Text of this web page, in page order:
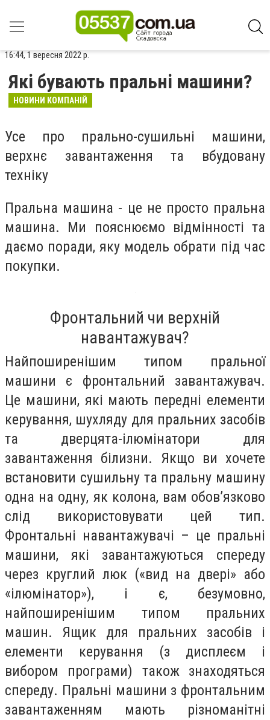
16:44, 1 вересня 2022 р.
Які бувають пральні машини?
НОВИНИ КОМПАНІЙ
Усе про прально-сушильні машини,
верхнє завантаження та вбудовану
техніку
Пральна машина - це не просто пральна
машина. Ми пояснюємо відмінності та
даємо поради, яку модель обрати під час
покупки.
Фронтальний чи верхній
навантажувач?
Найпоширенішим типом пральної
машини є фронтальний завантажувач.
Це машини, які мають передні елементи
керування, шухляду для пральних засобів
та дверцята-ілюмінатори для
завантаження білизни. Якщо ви хочете
встановити сушильну та пральну машину
одна на одну, як колона, вам обов’язково
слід використовувати цей тип.
Фронтальні навантажувачі – це пральні
машини, які завантажуються спереду
через круглий люк («вид на двері» або
«ілюмінатор»), і є, безумовно,
найпоширенішим типом пральних
машин. Ящик для пральних засобів і
елементи керування (з дисплеєм і
вибором програми) також знаходяться
спереду. Пральні машини з фронтальним
завантаженням мають різноманітні